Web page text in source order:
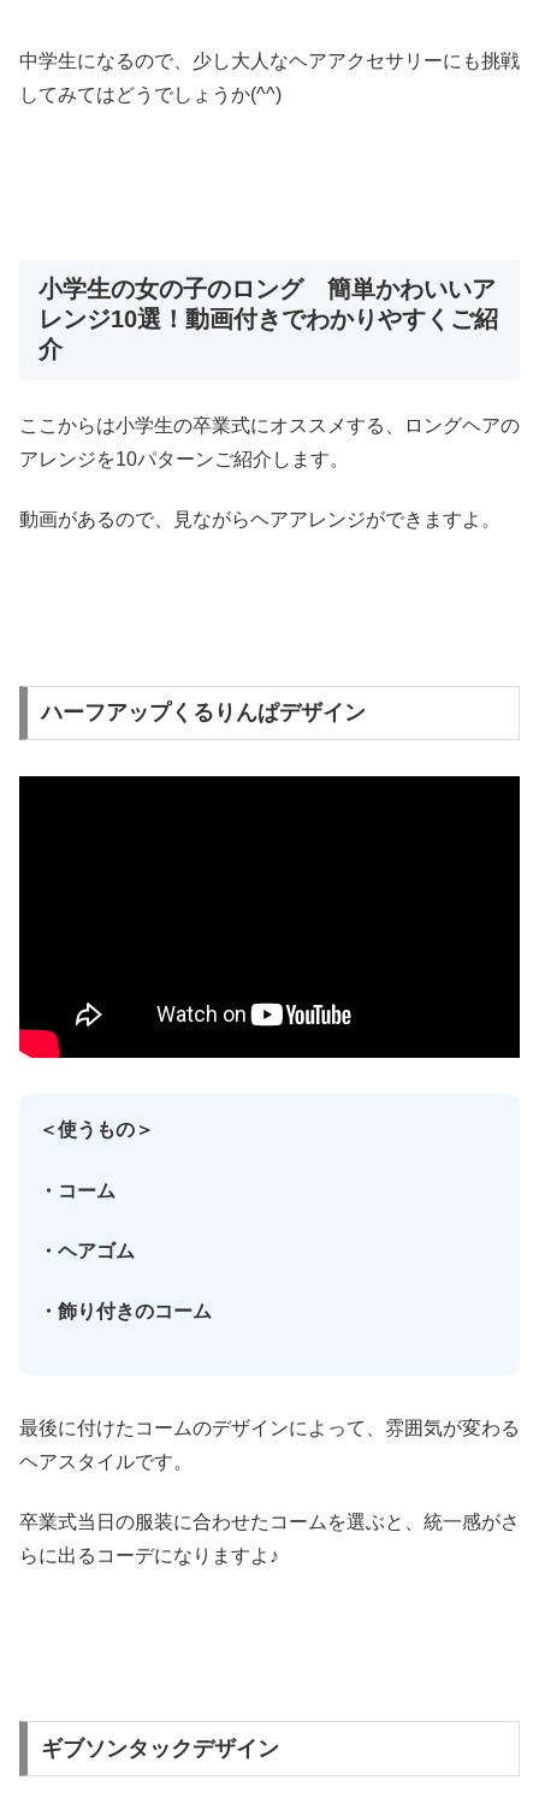
中学生になるので、少し大人なヘアアクセサリーにも挑戦
してみてはどうでしょうか(^^)
小学生の女の子のロング 簡単かわいいア
レンジ10選！動画付きでわかりやすくご紹
介
ここからは小学生の卒業式にオススメする、ロングヘアの
アレンジを10パターンご紹介します。
動画があるので、見ながらヘアアレンジができますよ。
ハーフアップくるりんぱデザイン
＜使うもの＞
・コーム
・ヘアゴム
・飾り付きのコーム
最後に付けたコームのデザインによって、雰囲気が変わる
ヘアスタイルです。
卒業式当日の服装に合わせたコームを選ぶと、統一感がさ
らに出るコーデになりますよ♪
ギブソンタックデザイン